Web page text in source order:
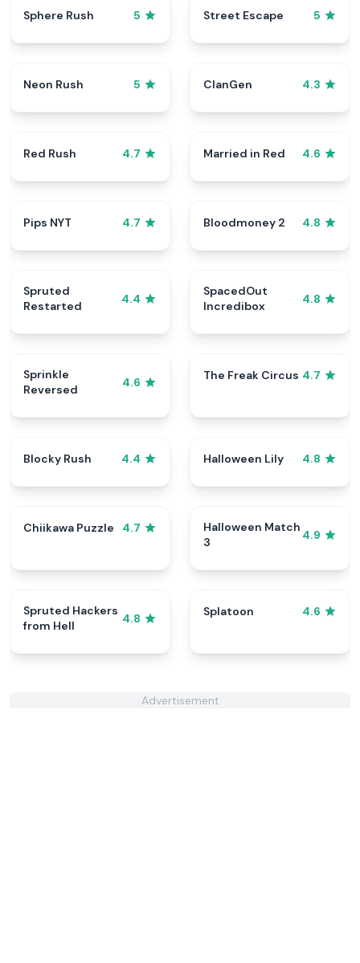
Sphere Rush 5 Street Escape 5
Neon Rush 5 ClanGen 4.3
Red Rush 4.7 Married in Red 4.6
Pips NYT 4.7 Bloodmoney 2 4.8
Spruted
Restarted
4.4
SpacedOut
Incredibox
4.8
Sprinkle
Reversed
4.6
The Freak Circus 4.7
Blocky Rush 4.4 Halloween Lily 4.8
Chiikawa Puzzle 4.7
Halloween Match
3
4.9
Spruted Hackers
from Hell
4.8
Splatoon 4.6
Advertisement